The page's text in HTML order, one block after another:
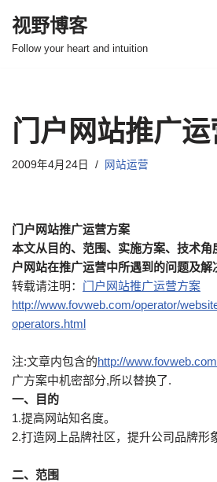
跳
视野博客
Follow your heart and intuition
门户网站推广
2009年4月24日 网站运营
门户网站推广运营方案
本文从目的、范围、实施方案、技术角
户网站在推广运营中所遇到的问题及解
转载请注明： 门户网站推广运营方案
http://www.fovweb.com/operator/
operators.html
注:文章内包含的http://www.fovweb.com
广方案中机密部分,所以替换了.
一、目的
1.提高网站知名度。
2.打造网上品牌社区，提升公司品牌形
二、范围